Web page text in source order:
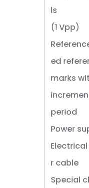
ls
(1 Vpp)
ed
marks
period
Power
r cable
Special